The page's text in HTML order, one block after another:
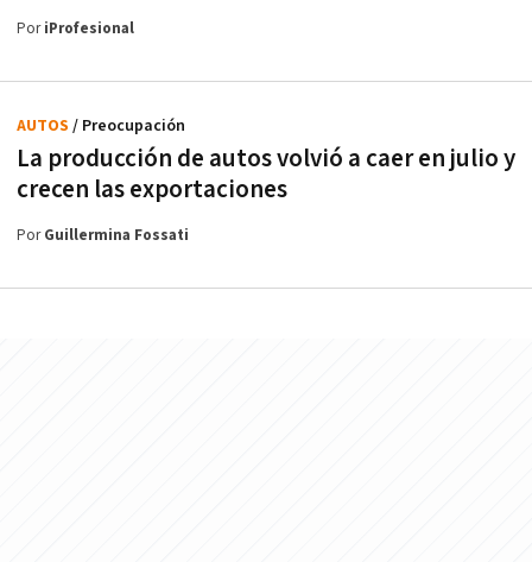
PoriProfesional
La producción de autos volvió a caer en julio y
crecen las exportaciones
AUTOS / Preocupación
PorGuillermina Fossati